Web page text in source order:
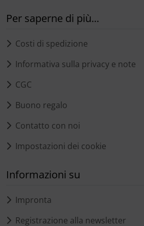
Per saperne di più...
Costi di spedizione
Informativa sulla privacy e note
CGC
Buono regalo
Contatto con noi
Impostazioni dei cookie
Informazioni su
Impronta
Registrazione alla newsletter